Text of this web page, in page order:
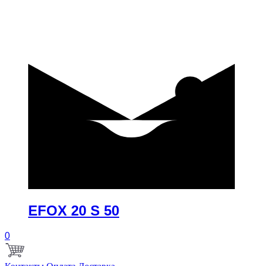
EFOX 20 S 50
0